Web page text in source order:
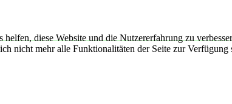
diese Website und die Nutzererfahrung zu
nicht mehr alle Funktionalitäten der Seite zur Verfügung